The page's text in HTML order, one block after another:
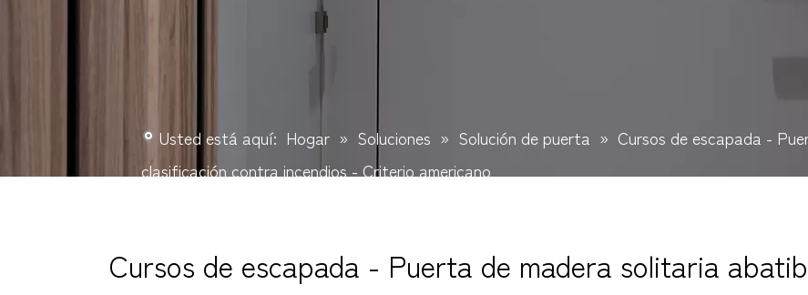
Usted está aquí: Hogar » Soluciones » Solución de puerta » Cursos de escapada -
clasificación contra incendios - Criterio americano
Cursos de escapada - Puerta de madera solitaria